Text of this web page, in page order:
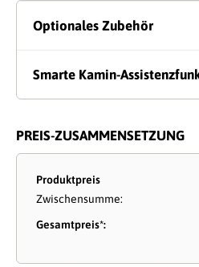
Optionales Zubehör
Smarte Kamin-
PREIS-ZUSAMMENSETZUNG
Produktpreis
Zwischensumme:
Gesamtpreis*: